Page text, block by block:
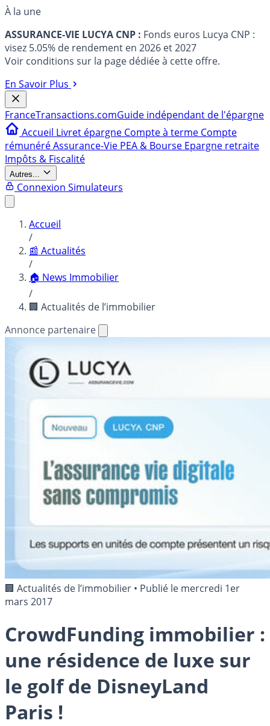
À la une
ASSURANCE-VIE LUCYA CNP : Fonds euros Lucya CNP :
visez 5.05% de rendement en 2026 et 2027
Voir conditions sur la page dédiée à cette offre.
En Savoir Plus
FranceTransactions.comGuide indépendant de l'épargne
Accueil Livret épargne Compte à terme Compte
rémunéréAssurance-Vie PEA & Bourse Epargne retraite
Impôts & Fiscalité
Autres...
Connexion Simulateurs
Accueil
/
📰 Actualités
/
🏠 News Immobilier
/
🏢 Actualités de l’immobilier
Annonce partenaire
🏢 Actualités de l’immobilier • Publié le mercredi 1er
mars 2017
CrowdFunding immobilier :
une résidence de luxe sur
le golf de DisneyLand
Paris !